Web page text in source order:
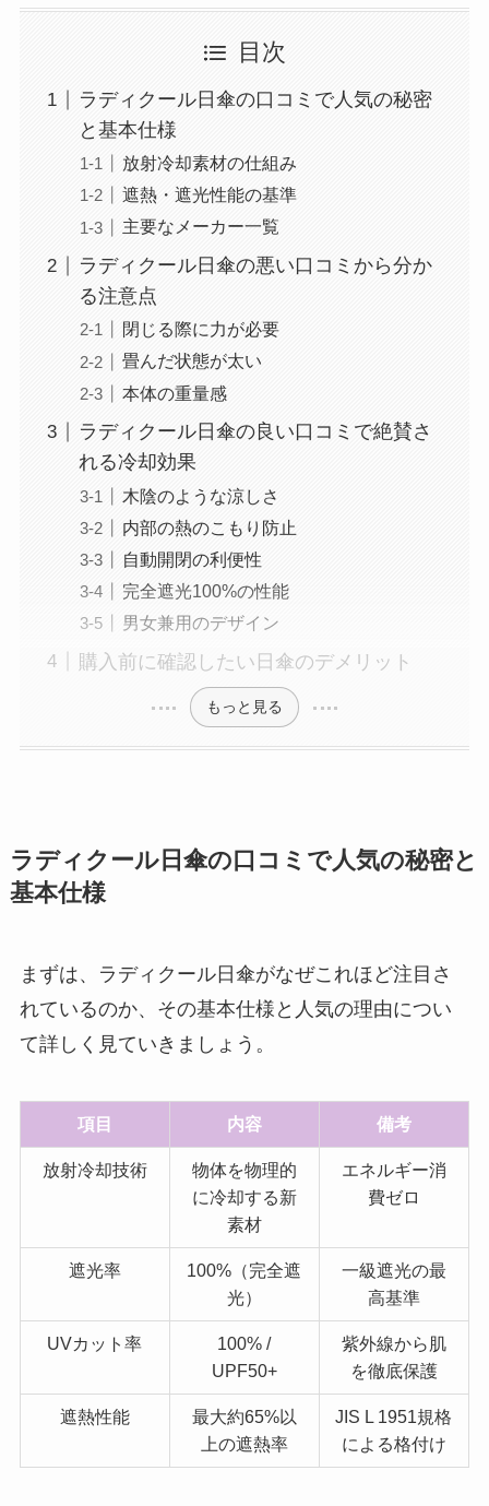
目次
ラディクール日傘の口コミで人気の秘密
と基本仕様
放射冷却素材の仕組み
遮熱・遮光性能の基準
主要なメーカー一覧
ラディクール日傘の悪い口コミから分か
る注意点
閉じる際に力が必要
畳んだ状態が太い
本体の重量感
ラディクール日傘の良い口コミで絶賛さ
れる冷却効果
木陰のような涼しさ
内部の熱のこもり防止
自動開閉の利便性
完全遮光100%の性能
男女兼用のデザイン
購入前に確認したい日傘のデメリット
もっと見る
ラディクール日傘の口コミで人気の秘密と
基本仕様
まずは、ラディクール日傘がなぜこれほど注目さ
れているのか、その基本仕様と人気の理由につい
て詳しく見ていきましょう。
項目 内容 備考
放射冷却技術
物体を物理的
に冷却する新
素材
エネルギー消
費ゼロ
遮光率
100%（完全遮
光）
一級遮光の最
高基準
UVカット率
100% /
UPF50+
紫外線から肌
を徹底保護
遮熱性能
最大約65%以
上の遮熱率
JIS L 1951規格
による格付け